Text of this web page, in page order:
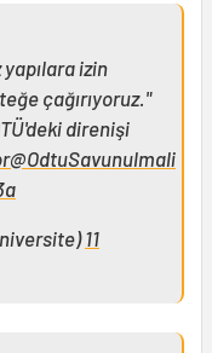
izin
çağırıyoruz."
direnişi
@OdtuSavunulmali
11